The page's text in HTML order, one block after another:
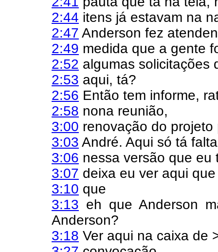
2:44 itens já estavam na
2:47 Anderson fez
2:49 medida que a gente
2:52 algumas solicitações
2:53 aqui, tá?
2:56 Então tem informe,
2:58 nona reunião,
3:00 renovação do
3:03 André. Aqui só tá
3:06 nessa versão que eu
3:07 deixa eu ver aqui
3:10 que
3:13 eh que Anderson
Anderson?
3:18 Ver aqui na caixa de